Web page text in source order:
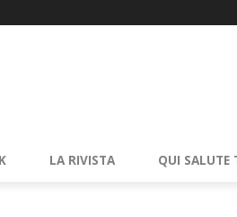
LA RIVISTA QUI SALUTE